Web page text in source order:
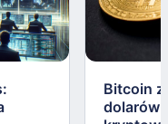
Bitcoin
dolarów: